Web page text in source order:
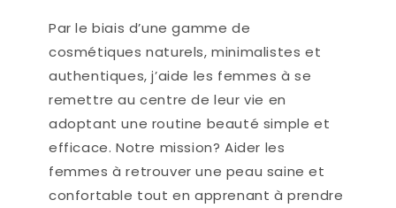
Par le biais d’une gamme de
cosmétiques naturels, minimalistes et
authentiques, j’aide les femmes à se
remettre au centre de leur vie en
adoptant une routine beauté simple et
efficace. Notre mission? Aider les
femmes à retrouver une peau saine et
confortable tout en apprenant à prendre